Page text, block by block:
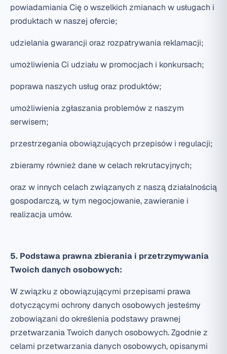
powiadamiania Cię o wszelkich zmianach w usługach i
produktach w naszej ofercie;
udzielania gwarancji oraz rozpatrywania reklamacji;
umożliwienia Ci udziału w promocjach i konkursach;
poprawa naszych usług oraz produktów;
umożliwienia zgłaszania problemów z naszym
serwisem;
przestrzegania obowiązujących przepisów i regulacji;
zbieramy również dane w celach rekrutacyjnych;
oraz w innych celach związanych z naszą działalnością
gospodarczą, w tym negocjowanie, zawieranie i
realizacja umów.
5. Podstawa prawna zbierania i przetrzymywania
Twoich danych osobowych:
W związku z obowiązującymi przepisami prawa
dotyczącymi ochrony danych osobowych jesteśmy
zobowiązani do określenia podstawy prawnej
przetwarzania Twoich danych osobowych. Zgodnie z
celami przetwarzania danych osobowych, opisanymi